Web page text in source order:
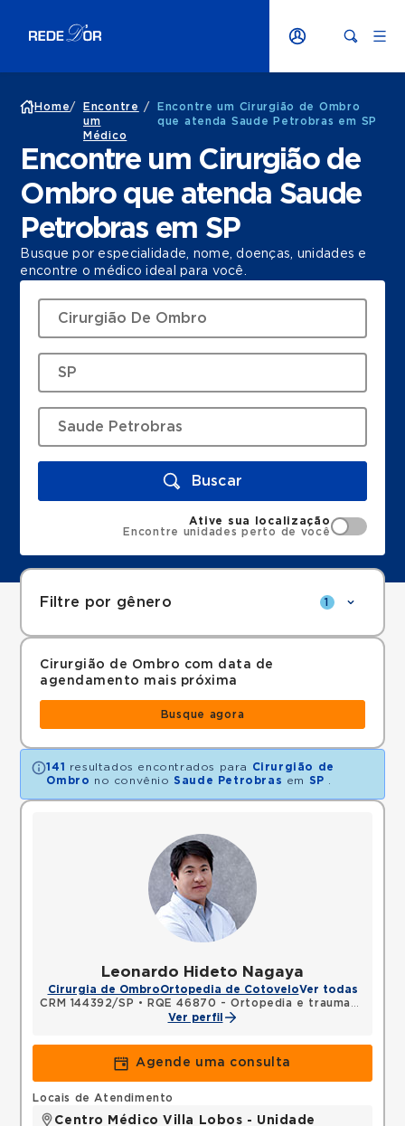
Home/
Encontre
um
Médico
/
Encontre um Cirurgião de Ombro
que atenda Saude Petrobras em SP
Encontre um Cirurgião de
Ombro que atenda Saude
Petrobras em SP
Busque por especialidade, nome, doenças, unidades e
encontre o médico ideal para você.
Buscar
Ative sua localização
Encontre unidades perto de você
Filtre por gênero 1
Cirurgião de Ombro com data de
agendamento mais próxima
Busque agora
141 resultados encontrados para
Cirurgião de
Ombro no convênio Saude Petrobras em SP
Leonardo Hideto Nagaya
Cirurgia de OmbroOrtopedia de CotoveloVer todas
CRM 144392/SP •
RQE 46870 - Ortopedia e traumatologia
Ver perfil
Agende uma consulta
Locais de Atendimento
Centro Médico Villa Lobos - Unidade